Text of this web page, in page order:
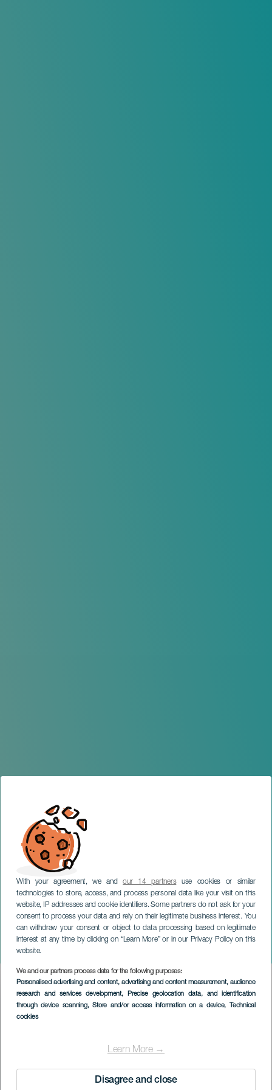
With your agreement, we andour 14 partnersuse cookies or similar
technologies to store, access, and process personal data like your visit on this
website, IP addresses and cookie identifiers. Some partners do not ask for your
consent to process your data and rely on their legitimate business interest. You
can withdraw your consent or object to data processing based on legitimate
interest at any time by clicking on “Learn More” or in our Privacy Policy on this
website.
We and our partners process data for the following purposes:
Personalised advertising and content, advertising and content measurement, audience
research and services development, Precise geolocation data, and identification
through device scanning, Store and/or access information on a device, Technical
cookies
Learn More →
Disagree and close
Neapolitanische Krippe
GRAN CANARIA
Imagen
Listado